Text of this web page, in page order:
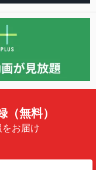
（無料）
お届け